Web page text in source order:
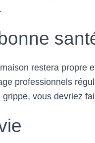
restera propre
professionnels
vous devriez